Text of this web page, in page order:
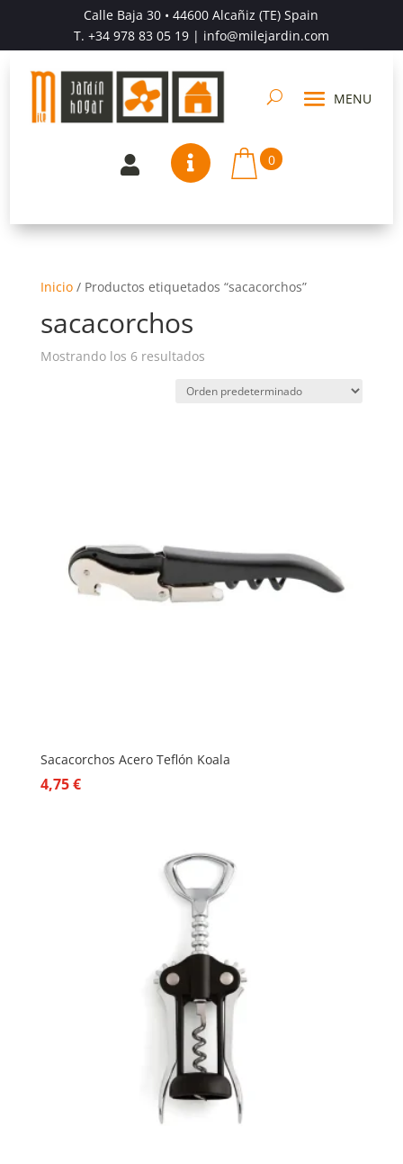
Calle Baja 30 • 44600 Alcañiz (TE) Spain
T. +34 978 83 05 19| info@milejardin.com
  0
Inicio/ Productos etiquetados “sacacorchos”
sacacorchos
Mostrando los 6 resultados
Sacacorchos Acero Teflón Koala
4,75€